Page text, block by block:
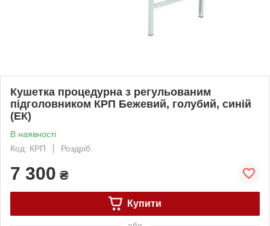
Кушетка процедурна з регульованим
підголовником КРП Бежевий, голубий, синій
(ЕК)
В наявності
Код: КРП
Роздріб
7 300 ₴
Купити